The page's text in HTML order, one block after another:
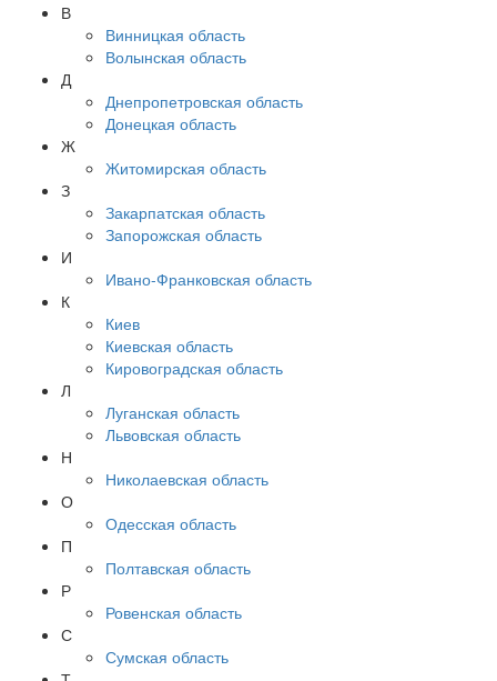
В
Винницкая область
Волынская область
Д
Днепропетровская область
Донецкая область
Ж
Житомирская область
З
Закарпатская область
Запорожская область
И
Ивано-Франковская область
К
Киев
Киевская область
Кировоградская область
Л
Луганская область
Львовская область
Н
Николаевская область
О
Одесская область
П
Полтавская область
Р
Ровенская область
С
Сумская область